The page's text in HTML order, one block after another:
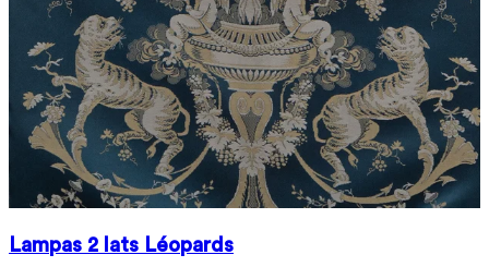
Lampas 2 lats Léopards